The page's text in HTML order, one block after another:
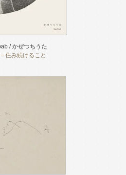
/ かぜつちうた
住み続けること